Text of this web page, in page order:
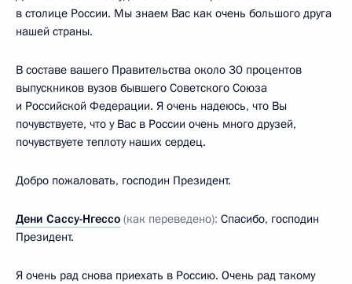
в столице России. Мы знаем Вас как очень большого друга
нашей страны.
В составе вашего Правительства около 30 процентов
выпускников вузов бывшего Советского Союза
и Российской Федерации. Я очень надеюсь, что Вы
почувствуете, что у Вас в России очень много друзей,
почувствуете теплоту наших сердец.
Добро пожаловать, господин Президент.
Дени Сассу-Нгессо (как переведено): Спасибо, господин
Президент.
Я очень рад снова приехать в Россию. Очень рад такому